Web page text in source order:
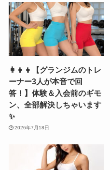
👩‍👧‍👧【グランジムのトレ
ーナー3人が本音で回
答！】体験＆入会前のギモ
ン、全部解決しちゃいます
✨
2026年7月18日